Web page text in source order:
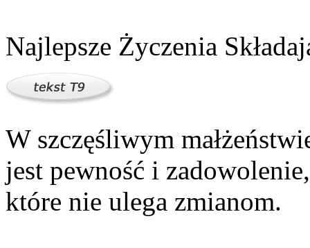
Najlepsze Życzenia
W szczęśliwym
jest pewność i zadowolenie,
które nie ulega zmianom.